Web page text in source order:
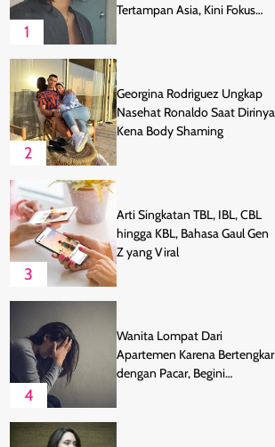
1
Tertampan Asia, Kini Fokus
2
Georgina Rodriguez Ungkap
Nasehat Ronaldo Saat Dirinya
Kena Body Shaming
3
Arti Singkatan TBL, IBL, CBL
hingga KBL, Bahasa Gaul Gen
Z yang Viral
4
Wanita Lompat Dari
Apartemen Karena Bertengkar
dengan Pacar, Begini